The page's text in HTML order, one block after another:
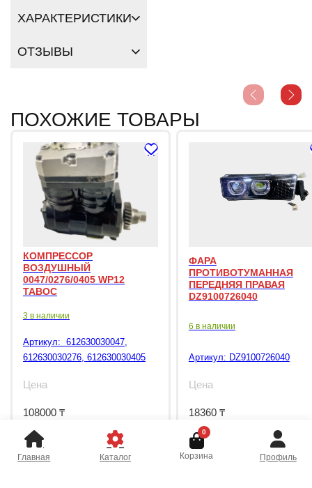
ХАРАКТЕРИСТИКИ
ОТЗЫВЫ
ПОХОЖИЕ ТОВАРЫ
КОМПРЕССОР
ВОЗДУШНЫЙ
0047/0276/0405 WP12
TABOC
3 в наличии
Артикул: 612630030047,
612630030276, 612630030405
Цена
108000 ₸
ФАРА
ПРОТИВОТУМАННАЯ
ПЕРЕДНЯЯ ПРАВАЯ
DZ9100726040
6 в наличии
Артикул: DZ9100726040
Цена
18360 ₸
Главная Каталог
0
Корзина Профиль